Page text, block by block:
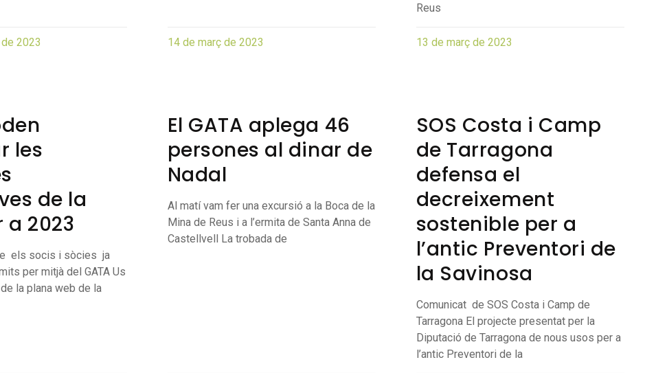
2023 14 de març de 2023
Reus
13 de març de 2023
les
de la
a 2023
els socis i sòcies ja
per mitjà del GATA Us
la plana web de la
El GATA aplega 46
persones al dinar de
Nadal
Al matí vam fer una excursió a la Boca de la
Mina de Reus i a l’ermita de Santa Anna de
Castellvell La trobada de
SOS Costa i Camp
de Tarragona
defensa el
decreixement
sostenible per a
l’antic Preventori de
la Savinosa
Comunicat de SOS Costa i Camp de
Tarragona El projecte presentat per la
Diputació de Tarragona de nous usos per a
l’antic Preventori de la